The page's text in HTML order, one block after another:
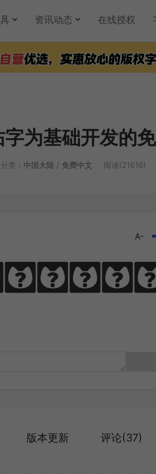
资讯动态 在线授权
为基础开发的
分类： 中国大陆 / 免费中文 阅读(21616)
A-
万遍见
版本更新 评论(37)